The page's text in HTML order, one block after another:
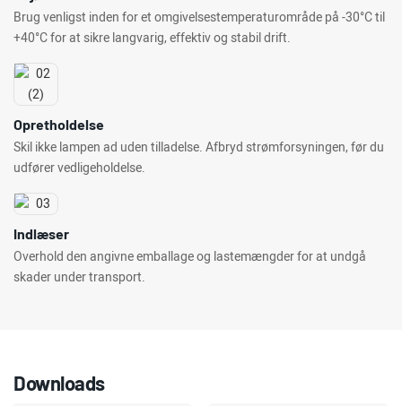
Brug venligst inden for et omgivelsestemperaturområde på -30°C til
+40°C for at sikre langvarig, effektiv og stabil drift.
Opretholdelse
Skil ikke lampen ad uden tilladelse. Afbryd strømforsyningen, før du
udfører vedligeholdelse.
Indlæser
Overhold den angivne emballage og lastemængder for at undgå
skader under transport.
Downloads